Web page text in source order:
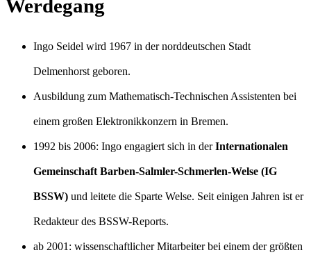
Werdegang
Ingo Seidel wird 1967 in der norddeutschen Stadt
Delmenhorst geboren.
Ausbildung zum Mathematisch-Technischen Assistenten bei
einem großen Elektronikkonzern in Bremen.
1992 bis 2006: Ingo engagiert sich in derInternationalen
Gemeinschaft Barben-Salmler-Schmerlen-Welse (IG
BSSW) und leitete die Sparte Welse. Seit einigen Jahren ist er
Redakteur des BSSW-Reports.
ab 2001: wissenschaftlicher Mitarbeiter bei einem der größten